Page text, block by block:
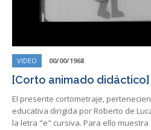
VIDEO 00/00/1968
[Corto animado didáctico]
El presente cortometraje,
educativa dirigida por Roberto de
la letra "e" cursiva. Para ello